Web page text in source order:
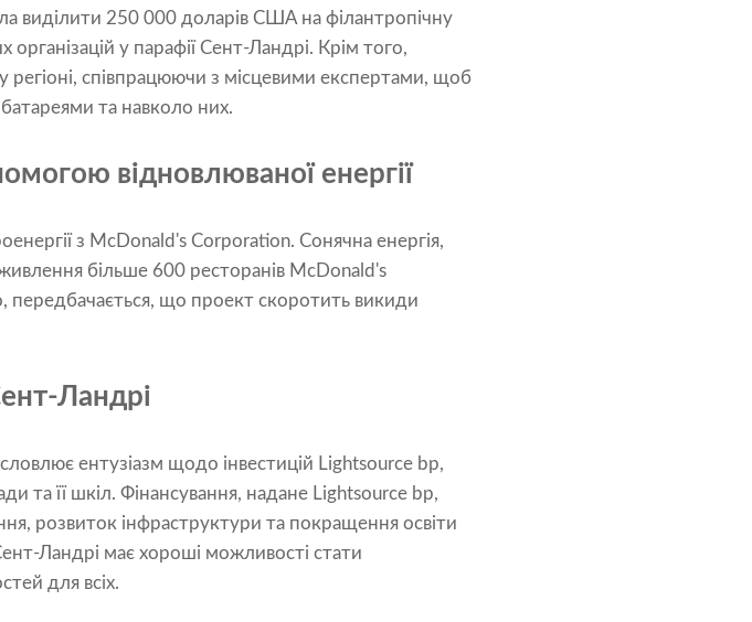
виділити 250 000 доларів США на філантропічну
організацій у парафії Сент-Ландрі. Крім того,
регіоні, співпрацюючи з місцевими експертами, щоб
та навколо них.
відновлюваної енергії
з McDonald's Corporation. Сонячна енергія,
більше 600 ресторанів McDonald's
передбачається, що проект скоротить викиди
Ландрі
ентузіазм щодо інвестицій Lightsource bp,
та її шкіл. Фінансування, надане Lightsource bp,
розвиток інфраструктури та покращення освіти
Ландрі має хороші можливості стати
для всіх.